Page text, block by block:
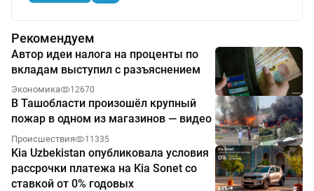
Рекомендуем
Автор идеи налога на проценты по
вкладам выступил с разъяснением
Экономика 12670
В Ташобласти произошёл крупный
пожар в одном из магазинов — видео
Происшествия 11335
Kia Uzbekistan опубликовала условия
рассрочки платежа на Kia Sonet со
ставкой от 0% годовых